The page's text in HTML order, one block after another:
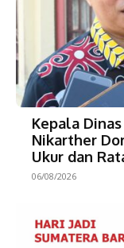
Kepala
Nikarther
Ukur dan
06/08/2026